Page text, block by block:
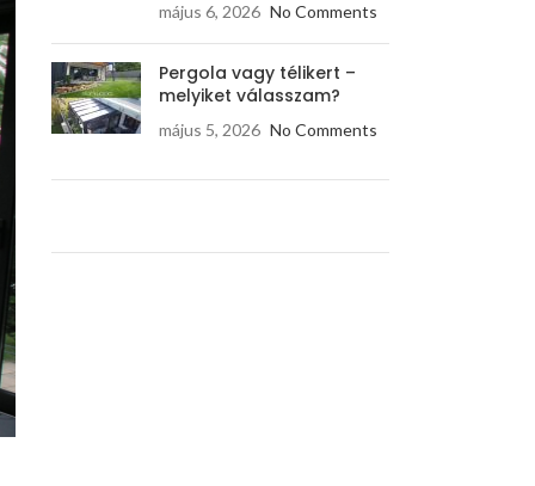
május 6, 2026 No Comments
Pergola vagy télikert –
melyiket válasszam?
május 5, 2026 No Comments